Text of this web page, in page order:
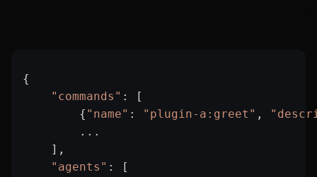
{
    "commands"
: [
        {
"name" : "plugin-a:greet" ,
        ...
    ],
    "agents"
: [